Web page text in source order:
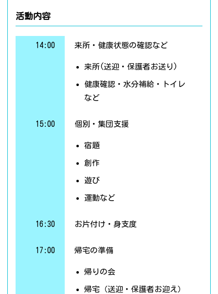
活動内容
14:00 来所・健康状態の確認など
来所(送迎・保護者お送り)
健康確認・水分補給・トイレ
など
15:00 個別・集団支援
宿題
創作
遊び
運動など
16:30 お片付け・身支度
17:00 帰宅の準備
帰りの会
帰宅（送迎・保護者お迎え）